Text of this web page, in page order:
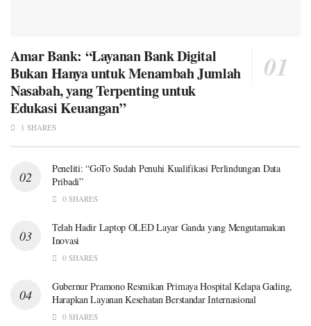
Amar Bank: “Layanan Bank Digital
Bukan Hanya untuk Menambah Jumlah
Nasabah, yang Terpenting untuk
Edukasi Keuangan”
1 SHARES
Peneliti: “GoTo Sudah Penuhi Kualifikasi Perlindungan Data
Pribadi”
0 SHARES
Telah Hadir Laptop OLED Layar Ganda yang Mengutamakan
Inovasi
0 SHARES
Gubernur Pramono Resmikan Primaya Hospital Kelapa Gading,
Harapkan Layanan Kesehatan Berstandar Internasional
0 SHARES